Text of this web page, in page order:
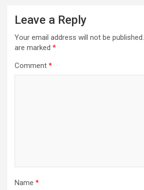
Leave a Reply
Your email address will not be published.
are marked *
Comment *
Name *